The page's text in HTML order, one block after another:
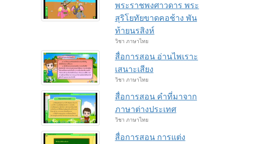
พระราชพงศาวดาร พระ
สุริโยทัยขาดคอช้าง พัน
ท้ายนรสิงห์
วิชา ภาษาไทย
สื่อการสอน อ่านไพเราะ
เสนาะเสียง
วิชา ภาษาไทย
สื่อการสอน คำที่มาจาก
ภาษาต่างประเทศ
วิชา ภาษาไทย
สื่อการสอน การแต่ง